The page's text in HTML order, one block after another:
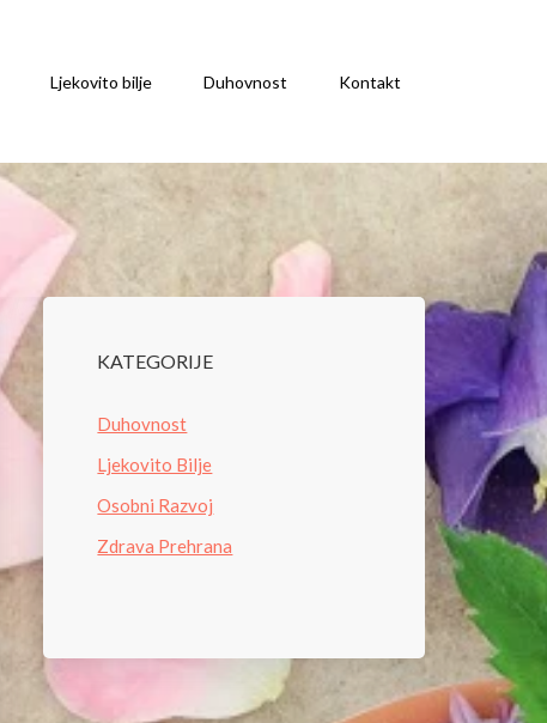
Ljekovito bilje Duhovnost Kontakt
KATEGORIJE
Duhovnost
Ljekovito Bilje
Osobni Razvoj
Zdrava Prehrana